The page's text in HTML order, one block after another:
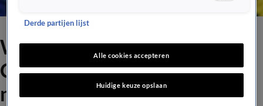
West Bromwich bezorgt
Chelsea pijnlijke nederlaag
na rode kaart Silva
Derde partijen lijst
Alle cookies accepteren
Huidige keuze opslaan